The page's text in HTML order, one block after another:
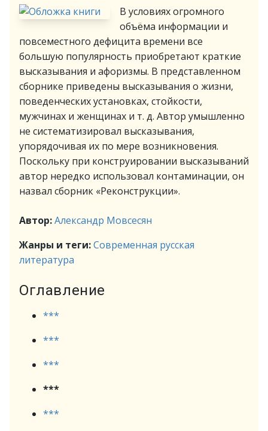
В условиях огромного
объёма информации и
повсеместного дефицита времени все
большую популярность приобретают краткие
высказывания и афоризмы. В представленном
сборнике приведены высказывания о жизни,
поведенческих установках, стойкости,
мужчинах и женщинах и т. д. Автор умышленно
не систематизировал высказывания,
упорядочивая их по мере возникновения.
Поскольку при конструировании высказываний
автор нередко использовал контаминации, он
назвал сборник «Реконструкции».
Автор:Александр Мовсесян
Жанры и теги:Современная русская
литература
Оглавление
***
***
***
***
***